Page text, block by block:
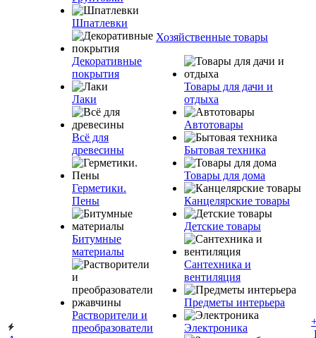
Шпатлевки
Декоративные
покрытия
Лаки
Всё для
древесины
Герметики.
Пены
Битумные
материалы
Растворители и
преобразователи
Хозяйственные товары
Товары для дачи и
отдыха
Автотовары
Бытовая техника
Товары для дома
Канцелярские товары
Детские товары
Сантехника и
вентиляция
Предметы интерьера
Электроника